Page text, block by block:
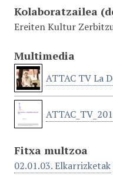
Kolaboratzailea
Ereiten Kultur
Multimedia
ATTAC TV La
Fitxa multzoa
02.01.03. Elkarrizketak